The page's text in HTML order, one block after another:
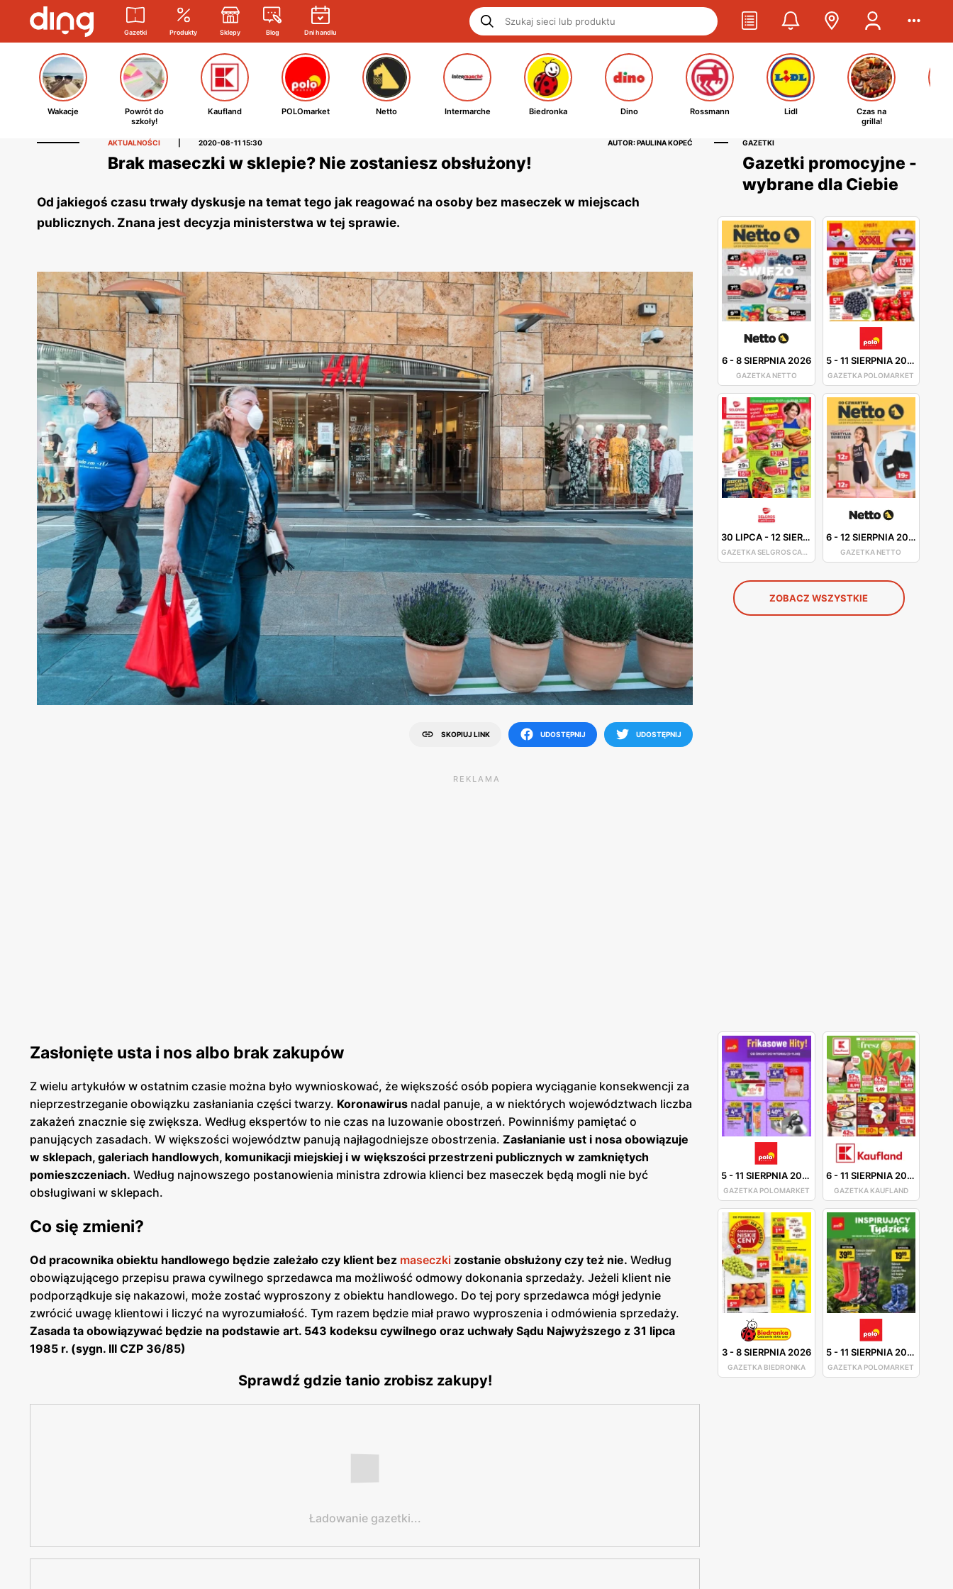
Gazetki Produkty Sklepy Blog Dni handlu
Wakacje
Powrót do
szkoły!
Kaufland POLOmarket Netto Intermarche Biedronka Dino Rossmann Lidl
Czas na
grilla!
AKTUALNOŚCI 2020-08-11 15:30 AUTOR: PAULINA KOPEĆ
Brak maseczki w sklepie? Nie zostaniesz obsłużony!
Od jakiegoś czasu trwały dyskusje na temat tego jak reagować na osoby bez maseczek w miejscach
publicznych. Znana jest decyzja ministerstwa w tej sprawie.
SKOPIUJ LINK UDOSTĘPNIJ UDOSTĘPNIJ
GAZETKI
Gazetki promocyjne -
wybrane dla Ciebie
6-8 SIERPNIA 2026
GAZETKA NETTO
5-11 SIERPNIA 2026
GAZETKA POLOMARKET
30 LIPCA-12 SIERPNIA 2026
GAZETKA SELGROS CASH&CARRY
6-12 SIERPNIA 2026
GAZETKA NETTO
ZOBACZ WSZYSTKIE
5-11 SIERPNIA 2026
GAZETKA POLOMARKET
6-11 SIERPNIA 2026
GAZETKA KAUFLAND
3-8 SIERPNIA 2026
GAZETKA BIEDRONKA
5-11 SIERPNIA 2026
GAZETKA POLOMARKET
REKLAMA
Zasłonięte usta i nos albo brak zakupów
Z wielu artykułów w ostatnim czasie można było wywnioskować, że większość osób popiera wyciąganie konsekwencji za
nieprzestrzeganie obowiązku zasłaniania części twarzy. Koronawirus nadal panuje, a w niektórych województwach liczba
zakażeń znacznie się zwiększa. Według ekspertów to nie czas na luzowanie obostrzeń. Powinniśmy pamiętać o
panujących zasadach. W większości województw panują najłagodniejsze obostrzenia. Zasłanianie ust i nosa obowiązuje
w sklepach, galeriach handlowych, komunikacji miejskiej i w większości przestrzeni publicznych w zamkniętych
pomieszczeniach. Według najnowszego postanowienia ministra zdrowia klienci bez maseczek będą mogli nie być
obsługiwani w sklepach.
Co się zmieni?
Od pracownika obiektu handlowego będzie zależało czy klient bez maseczki zostanie obsłużony czy też nie. Według
obowiązującego przepisu prawa cywilnego sprzedawca ma możliwość odmowy dokonania sprzedaży. Jeżeli klient nie
podporządkuje się nakazowi, może zostać wyproszony z obiektu handlowego. Do tej pory sprzedawca mógł jedynie
zwrócić uwagę klientowi i liczyć na wyrozumiałość. Tym razem będzie miał prawo wyproszenia i odmówienia sprzedaży.
Zasada ta obowiązywać będzie na podstawie art. 543 kodeksu cywilnego oraz uchwały Sądu Najwyższego z 31 lipca
1985 r. (sygn. III CZP 36/85)
Sprawdź gdzie tanio zrobisz zakupy!
Ładowanie gazetki...